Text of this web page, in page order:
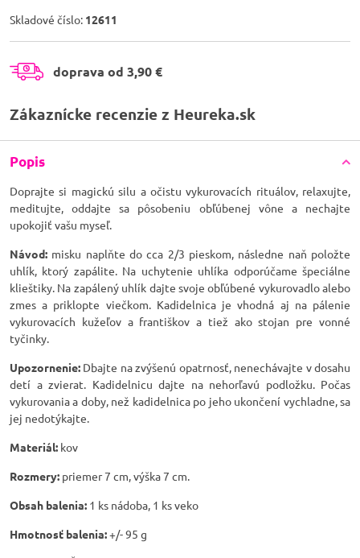
Skladové číslo: 12611
doprava od 3,90 €
Zákaznícke recenzie z Heureka.sk
Popis
Doprajte si magickú silu a očistu vykurovacích rituálov, relaxujte,
meditujte, oddajte sa pôsobeniu obľúbenej vône a nechajte
upokojiť vašu myseľ.
Návod: misku naplňte do cca 2/3 pieskom, následne naň položte
uhlík, ktorý zapálite. Na uchytenie uhlíka odporúčame špeciálne
klieštiky. Na zapálený uhlík dajte svoje obľúbené vykurovadlo alebo
zmes a priklopte viečkom. Kadidelnica je vhodná aj na pálenie
vykurovacích kužeľov a františkov a tiež ako stojan pre vonné
tyčinky.
Upozornenie: Dbajte na zvýšenú opatrnosť, nenechávajte v dosahu
detí a zvierat. Kadidelnicu dajte na nehorľavú podložku. Počas
vykurovania a doby, než kadidelnica po jeho ukončení vychladne, sa
jej nedotýkajte.
Materiál: kov
Rozmery: priemer 7 cm, výška 7 cm.
Obsah balenia: 1 ks nádoba, 1 ks veko
Hmotnosť balenia:+/- 95 g